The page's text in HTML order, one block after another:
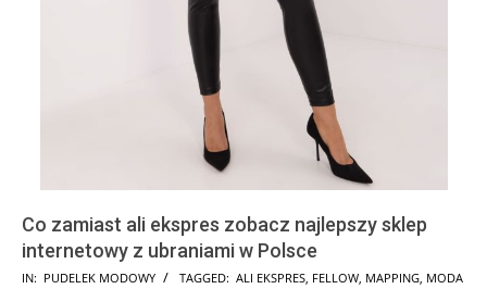
Co zamiast ali ekspres zobacz najlepszy sklep
internetowy z ubraniami w Polsce
2026-
IN: PUDELEK MODOWY TAGGED: ALI EKSPRES, FELLOW, MAPPING, MODA